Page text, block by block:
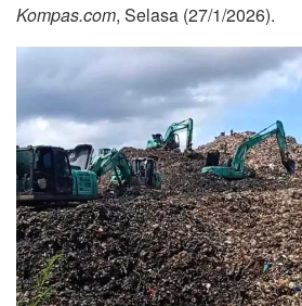
Kompas.com, Selasa (27/1/2026).